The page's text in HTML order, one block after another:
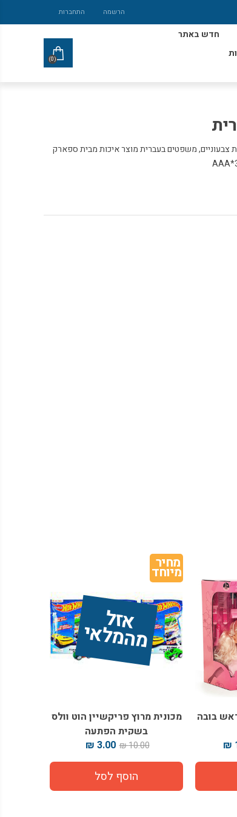
הרשמה התחברות
חדש באתר
(0)
צבעוניים, משפטים בעברית מוצר איכות מבית ספארק
בובה
מחיר
מיוחד
אז
ל
מ
ה
מ
ל
אי
מכונית מרוץ פריקשיין הוט וולס
בשקית הפתעה
10.00 ₪
3.00 ₪